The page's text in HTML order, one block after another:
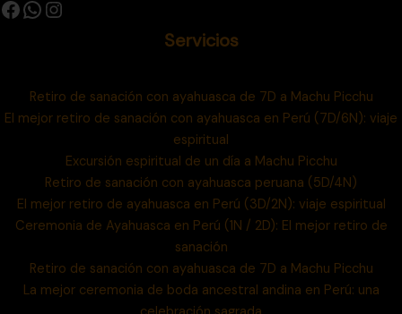
Servicios
Retiro de sanación con ayahuasca de 7D a Machu Picchu
El mejor retiro de sanación con ayahuasca en Perú (7D/6N): viaje
espiritual
Excursión espiritual de un día a Machu Picchu
Retiro de sanación con ayahuasca peruana (5D/4N)
El mejor retiro de ayahuasca en Perú (3D/2N): viaje espiritual
Ceremonia de Ayahuasca en Perú (1N / 2D): El mejor retiro de
sanación
Retiro de sanación con ayahuasca de 7D a Machu Picchu
La mejor ceremonia de boda ancestral andina en Perú: una